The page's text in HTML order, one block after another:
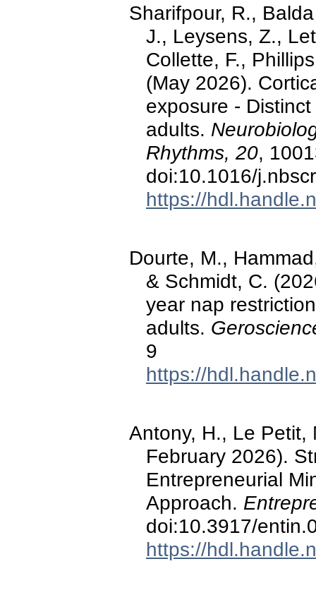
Sharifpour, R.,
J., Leysens, Z.,
Collette, F.,
(May 2026).
exposure -
adults.
Rhythms, 20,
doi:10.1016/
https://
Dourte, M.,
& Schmidt, C.
year nap
adults.
9
https://
Antony, H., Le Petit,
February 2026).
Entrepreneurial
Approach.
doi:10.3917/
https://